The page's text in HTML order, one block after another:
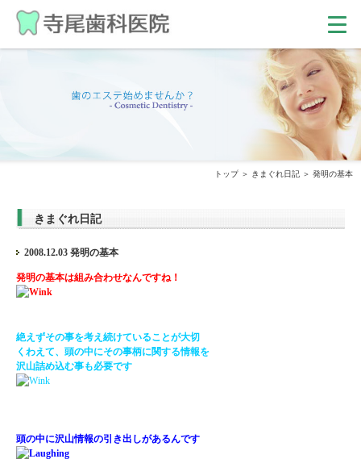
トップ きまぐれ日記 発明の基本
きまぐれ日記
2008.12.03 発明の基本
発明の基本は組み合わせなんですね！
絶えずその事を考え続けていることが大切
くわえて、頭の中にその事柄に関する情報を
沢山詰め込む事も必要です
頭の中に沢山情報の引き出しがあるんです